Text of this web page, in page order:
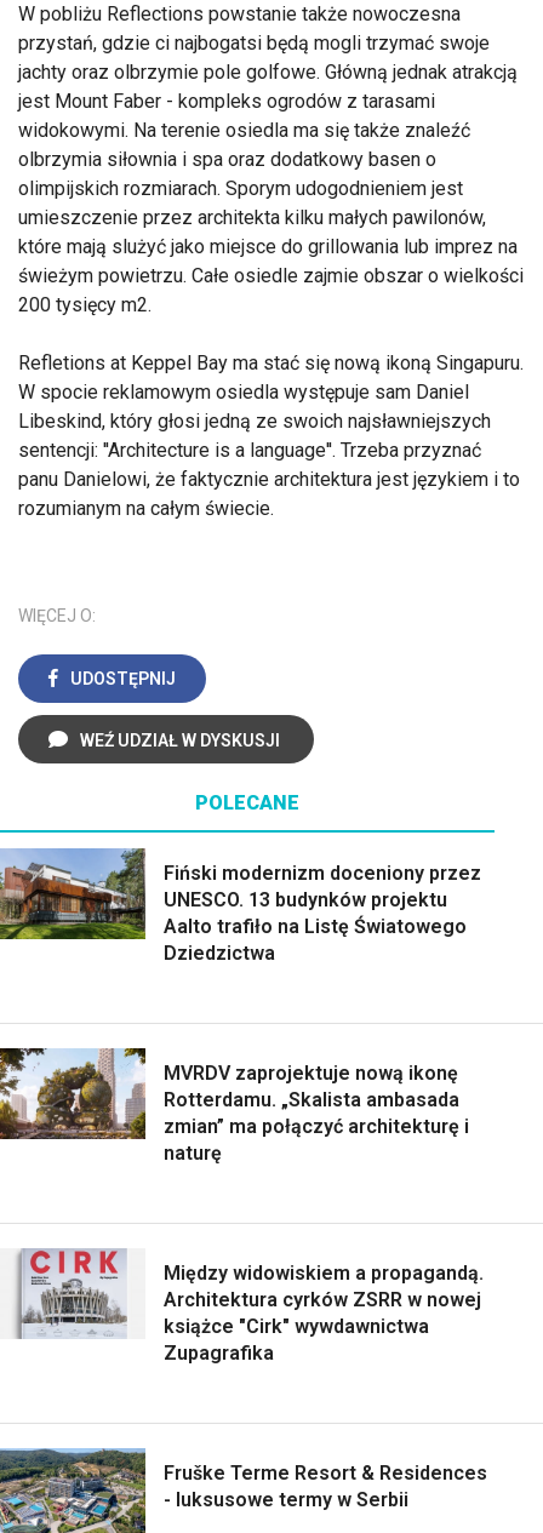
W pobliżu Reflections powstanie także nowoczesna
przystań, gdzie ci najbogatsi będą mogli trzymać swoje
jachty oraz olbrzymie pole golfowe. Główną jednak atrakcją
jest Mount Faber - kompleks ogrodów z tarasami
widokowymi. Na terenie osiedla ma się także znaleźć
olbrzymia siłownia i spa oraz dodatkowy basen o
olimpijskich rozmiarach. Sporym udogodnieniem jest
umieszczenie przez architekta kilku małych pawilonów,
które mają slużyć jako miejsce do grillowania lub imprez na
świeżym powietrzu. Całe osiedle zajmie obszar o wielkości
200 tysięcy m2.
Refletions at Keppel Bay ma stać się nową ikoną Singapuru.
W spocie reklamowym osiedla występuje sam Daniel
Libeskind, który głosi jedną ze swoich najsławniejszych
sentencji: ''Architecture is a language''. Trzeba przyznać
panu Danielowi, że faktycznie architektura jest językiem i to
rozumianym na całym świecie.
WIĘCEJ O:
UDOSTĘPNIJ
WEŹ UDZIAŁ W DYSKUSJI
POLECANE
Fiński modernizm doceniony przez
UNESCO. 13 budynków projektu
Aalto trafiło na Listę Światowego
Dziedzictwa
MVRDV zaprojektuje nową ikonę
Rotterdamu. „Skalista ambasada
zmian” ma połączyć architekturę i
naturę
Między widowiskiem a propagandą.
Architektura cyrków ZSRR w nowej
książce "Cirk" wywdawnictwa
Zupagrafika
Fruške Terme Resort & Residences
- luksusowe termy w Serbii